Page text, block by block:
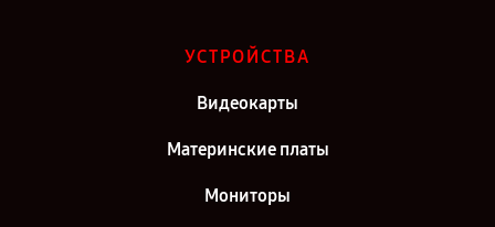
УСТРОЙСТВА
Видеокарты
Материнские платы
Мониторы